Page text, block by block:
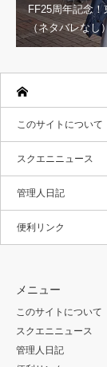
FF25周年記念
（ネタバレなし）
このサイトについて
スクエニニュース
管理人日記
便利リンク
メニュー
このサイトについて
スクエニニュース
管理人日記